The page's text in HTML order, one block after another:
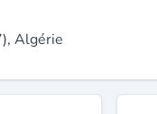
Algérie